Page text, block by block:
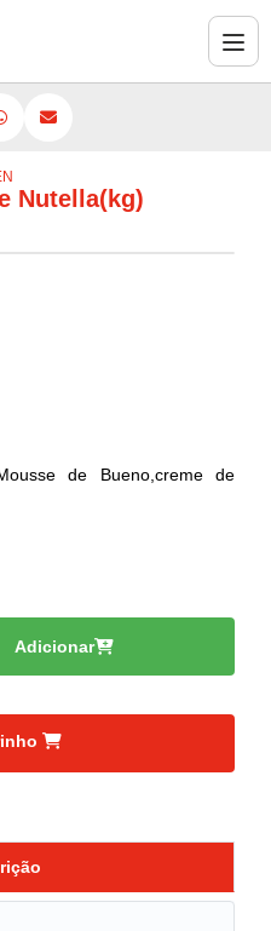
C/ CREME NUTELLA(KG)
Nutella(kg)
de Bueno,creme de
Adicionar